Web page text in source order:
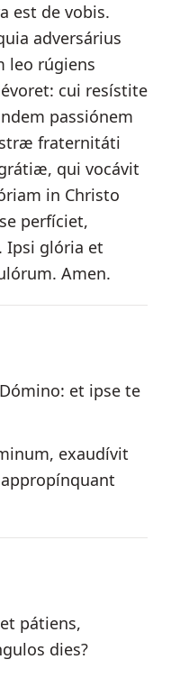
est de vobis.
adversárius
leo rúgiens
cui resístite
passiónem
fraternitáti
qui vocávit
in Christo
perfíciet,
Ipsi glória et
Amen.
et ipse te
exaudívit
pátiens,
dies?